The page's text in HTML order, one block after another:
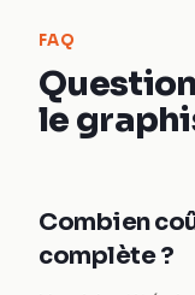
FAQ
le
Combien
complète ?